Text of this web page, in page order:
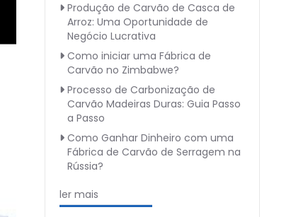
Produção de Carvão de Casca de
Arroz: Uma Oportunidade de
Negócio Lucrativa
Como iniciar uma Fábrica de
Carvão no Zimbabwe?
Processo de Carbonização de
Carvão Madeiras Duras: Guia Passo
a Passo
Como Ganhar Dinheiro com uma
Fábrica de Carvão de Serragem na
Rússia?
ler mais